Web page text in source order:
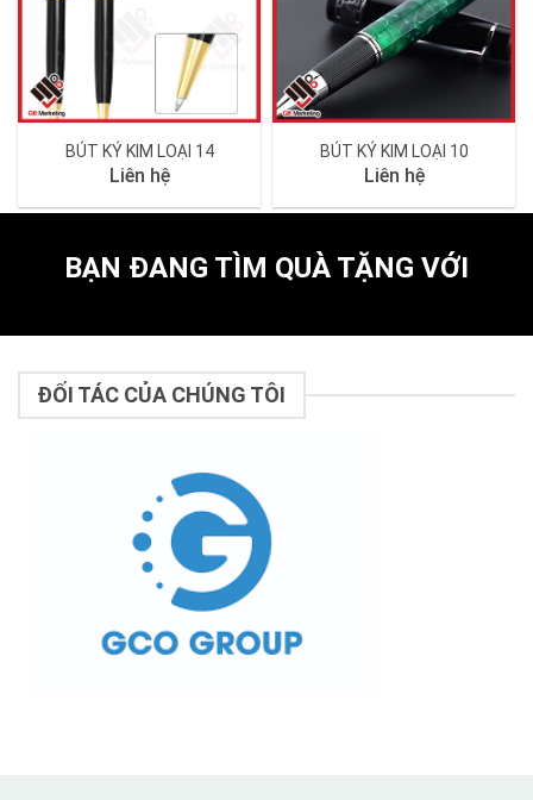
BÚT KÝ KIM LOẠI 14
Liên hệ
BÚT KÝ KIM LOẠI 10
Liên hệ
BẠN ĐANG TÌM QUÀ TẶNG VỚI
ĐỐI TÁC CỦA CHÚNG TÔI